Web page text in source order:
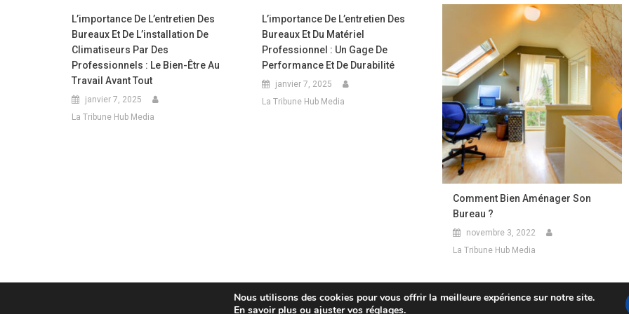
L’importance De L’entretien Des
Bureaux Et De L’installation De
Climatiseurs Par Des
Professionnels : Le Bien-Être Au
Travail Avant Tout
janvier 7, 2025
La Tribune Hub Media
L’importance De L’entretien Des
Bureaux Et Du Matériel
Professionnel : Un Gage De
Performance Et De Durabilité
janvier 7, 2025
La Tribune Hub Media
Comment Bien Aménager Son
Bureau ?
novembre 3, 2022
La Tribune Hub Media
Theme: HamroClass byThemecentury.
Nous utilisons des cookies pour vous offrir la meilleure expérience sur notre site.
En savoir plus ou ajuster vos réglages.